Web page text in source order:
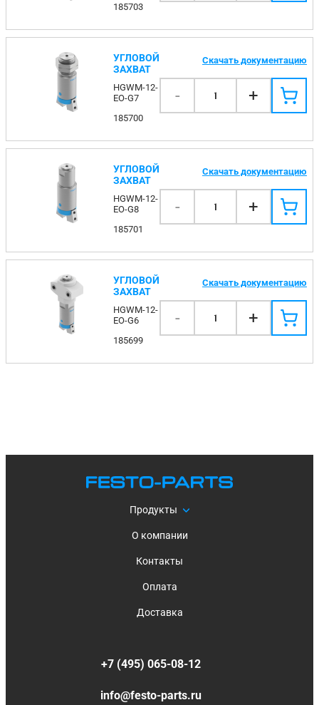
185703
УГЛОВОЙ
ЗАХВАТ
HGWM-12-
EO-G7
185700
Скачать документацию
- 1 +
УГЛОВОЙ
ЗАХВАТ
HGWM-12-
EO-G8
185701
Скачать документацию
- 1 +
УГЛОВОЙ
ЗАХВАТ
HGWM-12-
EO-G6
185699
Скачать документацию
- 1 +
Продукты
О компании
Контакты
Оплата
Доставка
+7 (495) 065-08-12
info@festo-parts.ru